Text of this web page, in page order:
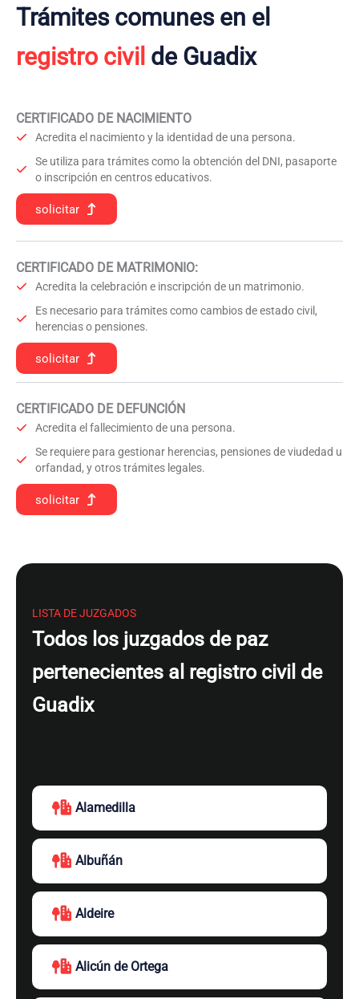
Trámites comunes en el
registro civil de Guadix
CERTIFICADO DE NACIMIENTO
Acredita el nacimiento y la identidad de una persona.
Se utiliza para trámites como la obtención del DNI, pasaporte
o inscripción en centros educativos.
solicitar
CERTIFICADO DE MATRIMONIO:
Acredita la celebración e inscripción de un matrimonio.
Es necesario para trámites como cambios de estado civil,
herencias o pensiones.
solicitar
CERTIFICADO DE DEFUNCIÓN
Acredita el fallecimiento de una persona.
Se requiere para gestionar herencias, pensiones de viudedad u
orfandad, y otros trámites legales.
solicitar
LISTA DE JUZGADOS
Todos los juzgados de paz
pertenecientes al registro civil de
Guadix
Alamedilla
Albuñán
Aldeire
Alicún de Ortega